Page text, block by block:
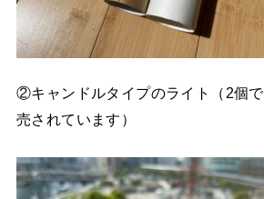
②キャンドルタイプのライト（2個
売されています）